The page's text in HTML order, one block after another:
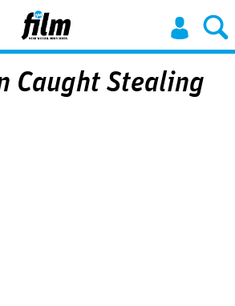
Jump to Navigation
Caught Stealing